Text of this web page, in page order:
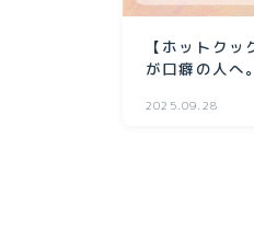
【ホットク
が口癖の人へ
2025.09.28